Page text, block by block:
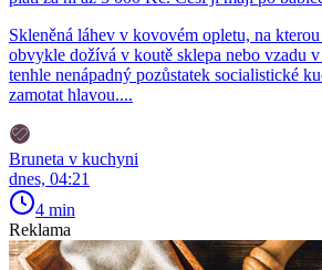
Skleněná láhev v kovovém opletu, na
obvykle dožívá v koutě sklepa nebo vzadu
tenhle nenápadný pozůstatek socialistické
zamotat hlavou....
Bruneta v kuchyni
dnes, 04:21
4 min
Reklama